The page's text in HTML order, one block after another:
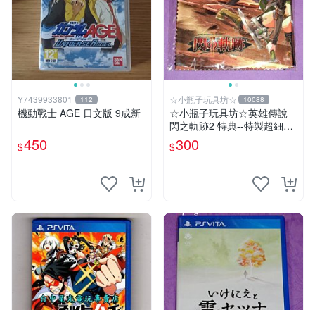
Y7439933801 112
機動戰士 AGE 日文版 9成新
$450
☆小瓶子玩具坊☆ 10088
☆小瓶子玩具坊☆英雄傳說
閃之軌跡2 特典--特製超細纖
維掛布 (無遊戲卡匣唷)
$300